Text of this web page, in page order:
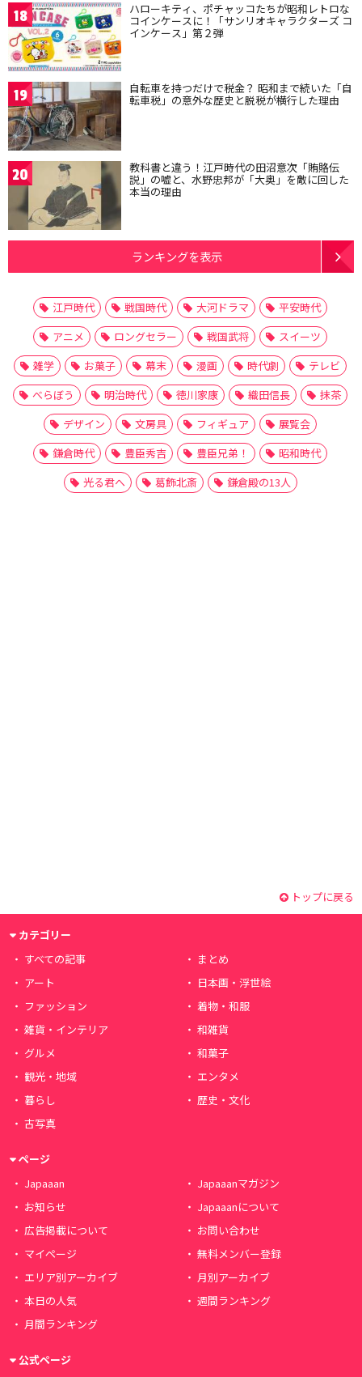
18 ハローキティ、ポチャッコたちが昭和レトロな
コインケースに！「サンリオキャラクターズ コ
インケース」第２弾
19 自転車を持つだけで税金？ 昭和まで続いた「自
転車税」の意外な歴史と脱税が横行した理由
20 教科書と違う！江戸時代の田沼意次「賄賂伝
説」の嘘と、水野忠邦が「大奥」を敵に回した
本当の理由
ランキングを表示
江戸時代 戦国時代 大河ドラマ
平安時代
アニメ
ロングセラー 戦国武将
スイーツ
雑学
お菓子 幕末 漫画 時代劇
テレビ
べらぼう
明治時代 徳川家康 織田信長
抹茶
デザイン
文房具 フィギュア
展覧会
鎌倉時代
豊臣秀吉 豊臣兄弟！
昭和時代
光る君へ
葛飾北斎 鎌倉殿の13人
トップに戻る
カテゴリー
すべての記事
まとめ
アート
日本画・浮世絵
ファッション
着物・和服
雑貨・インテリア
和雑貨
グルメ
和菓子
観光・地域
エンタメ
暮らし
歴史・文化
古写真
ページ
Japaaan
Japaaanマガジン
お知らせ
Japaaanについて
広告掲載について
お問い合わせ
マイページ
無料メンバー登録
エリア別アーカイブ
月別アーカイブ
本日の人気
週間ランキング
月間ランキング
公式ページ